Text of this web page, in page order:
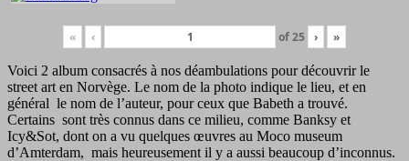
« ‹ of25 › »
Voici 2 album consacrés à nos déambulations pour découvrir le
street art en Norvège. Le nom de la photo indique le lieu, et en
général le nom de l’auteur, pour ceux que Babeth a trouvé.
Certains sont très connus dans ce milieu, comme Banksy et
Icy&Sot, dont on a vu quelques œuvres au Moco museum
d’Amterdam, mais heureusement il y a aussi beaucoup d’inconnus.